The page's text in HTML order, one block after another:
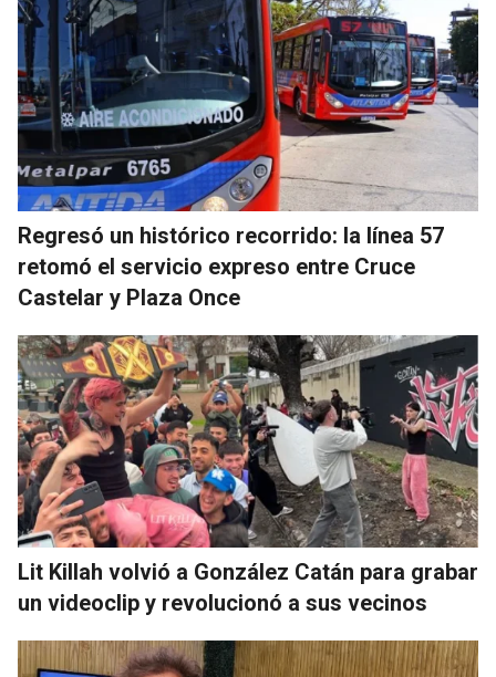
Regresó un histórico recorrido: la línea 57
retomó el servicio expreso entre Cruce
Castelar y Plaza Once
Lit Killah volvió a González Catán para grabar
un videoclip y revolucionó a sus vecinos